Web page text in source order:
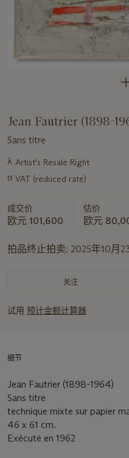
Jean Fautrier (1898-
Sans titre
关
于
拍
品
要
λ Artist's Resale Right
σ VAT (reduced rate)
成交价
欧元 101,600
估价
欧元
拍品终止拍卖: 2025年10月
关注
试用 预计金额计算器
细节
Jean Fautrier (1898-1964)
Sans titre
technique mixte sur papier
46 x 61 cm.
Exécuté en 1962